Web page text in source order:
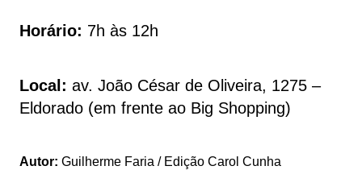
Horário: 7h às 12h
Local: av. João César de Oliveira, 1275 –
Eldorado (em frente ao Big Shopping)
Autor: Guilherme Faria / Edição Carol Cunha